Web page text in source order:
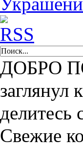
ДОБРО
заглянул
делитесь
Свежие